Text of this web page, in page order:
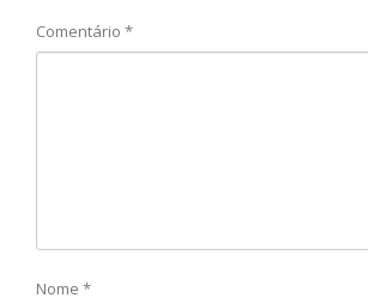
Comentário *
Nome *